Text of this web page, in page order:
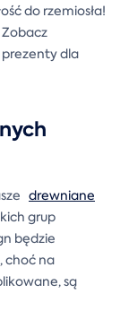
do rzemiosła!
dla
drewniane
grup
będzie
choć na
są